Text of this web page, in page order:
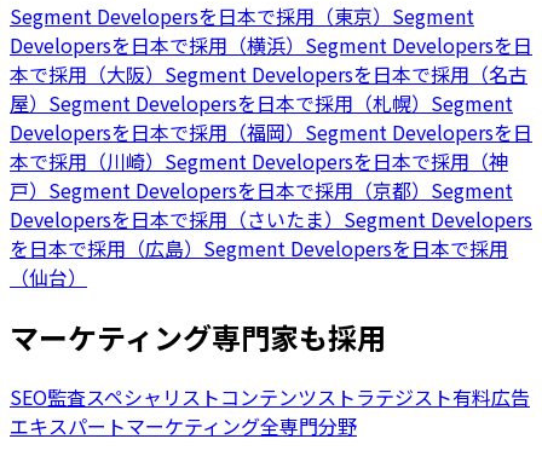
Segment Developersを日本で採用（東京） Segment
Developersを日本で採用（横浜） Segment Developersを日
本で採用（大阪） Segment Developersを日本で採用（名古
屋） Segment Developersを日本で採用（札幌） Segment
Developersを日本で採用（福岡） Segment Developersを日
本で採用（川崎） Segment Developersを日本で採用（神
戸） Segment Developersを日本で採用（京都） Segment
Developersを日本で採用（さいたま） Segment Developers
を日本で採用（広島） Segment Developersを日本で採用
（仙台）
マーケティング専門家も採用
SEO監査スペシャリストコンテンツストラテジスト有料広告
エキスパートマーケティング全専門分野